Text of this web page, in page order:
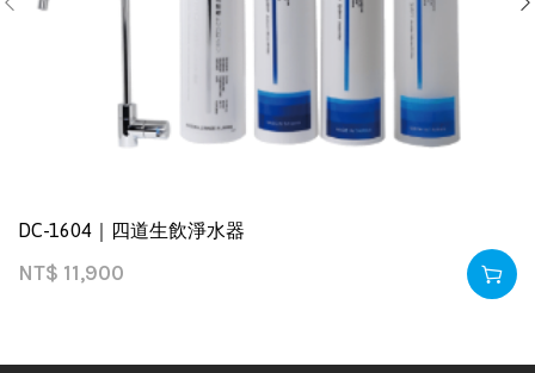
DC-1604｜四道生飲淨水器
NT$ 11,900